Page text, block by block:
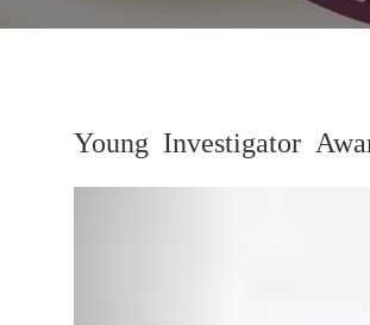
Young Investigator